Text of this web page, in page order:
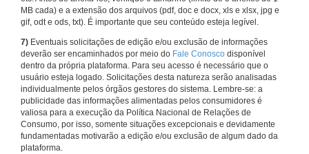
MB cada) e a extensão dos arquivos (pdf, doc e docx, xls e xlsx, jpg e
gif, odt e ods, txt). É importante que seu conteúdo esteja legível.
7) Eventuais solicitações de edição e/ou exclusão de informações
deverão ser encaminhados por meio do Fale Conosco disponível
dentro da própria plataforma. Para seu acesso é necessário que o
usuário esteja logado. Solicitações desta natureza serão analisadas
individualmente pelos órgãos gestores do sistema. Lembre-se: a
publicidade das informações alimentadas pelos consumidores é
valiosa para a execução da Política Nacional de Relações de
Consumo, por isso, somente situações excepcionais e devidamente
fundamentadas motivarão a edição e/ou exclusão de algum dado da
plataforma.